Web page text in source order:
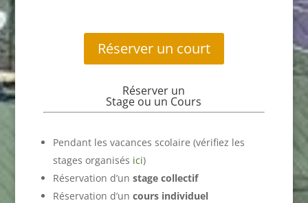
Réserver un court
Réserver un
Stage ou un Cours
Pendant les vacances scolaire (vérifiez les
stages organisés ici)
Réservation d’un stage collectif
Réservation d’un cours individuel